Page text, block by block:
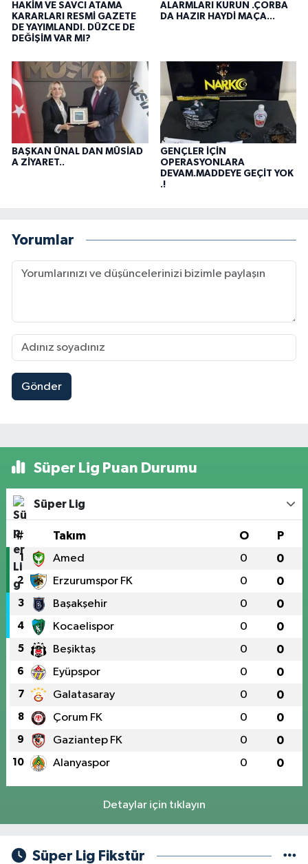
HAKİM VE SAVCI ATAMA
KARARLARI RESMİ GAZETE
DE YAYIMLANDI. DÜZCE DE
DEĞİŞİM VAR MI?
ALARMLARI KURUN .ÇORBA
DA HAZIR HAYDİ MAÇA...
BAŞKAN ÜNAL DAN MÜSİAD
A ZİYARET..
GENÇLER İÇİN
OPERASYONLARA
DEVAM.MADDEYE GEÇİT YOK
.!
Yorumlar
Gönder
Süper Lig Puan Durumu
Süper Lig
# Takım O P
1 Amed 0 0
2 Erzurumspor FK 0 0
3 Başakşehir 0 0
4 Kocaelispor 0 0
5 Beşiktaş 0 0
6 Eyüpspor 0 0
7 Galatasaray 0 0
8 Çorum FK 0 0
9 Gaziantep FK 0 0
10 Alanyaspor 0 0
Detaylar için tıklayın
Süper Lig Fikstür